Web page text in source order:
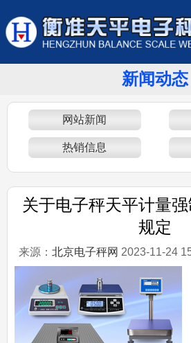
新闻动态
网站新闻
热销信息
关于电子秤天平计量
规定
来源： 北京电子秤网 2023-11-24